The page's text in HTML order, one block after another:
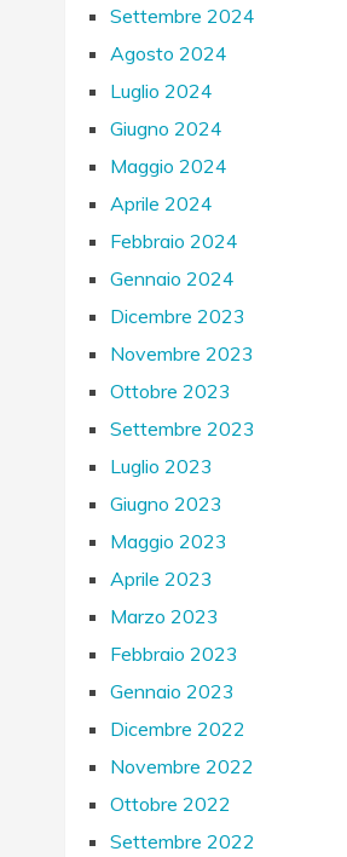
Settembre 2024
Agosto 2024
Luglio 2024
Giugno 2024
Maggio 2024
Aprile 2024
Febbraio 2024
Gennaio 2024
Dicembre 2023
Novembre 2023
Ottobre 2023
Settembre 2023
Luglio 2023
Giugno 2023
Maggio 2023
Aprile 2023
Marzo 2023
Febbraio 2023
Gennaio 2023
Dicembre 2022
Novembre 2022
Ottobre 2022
Settembre 2022